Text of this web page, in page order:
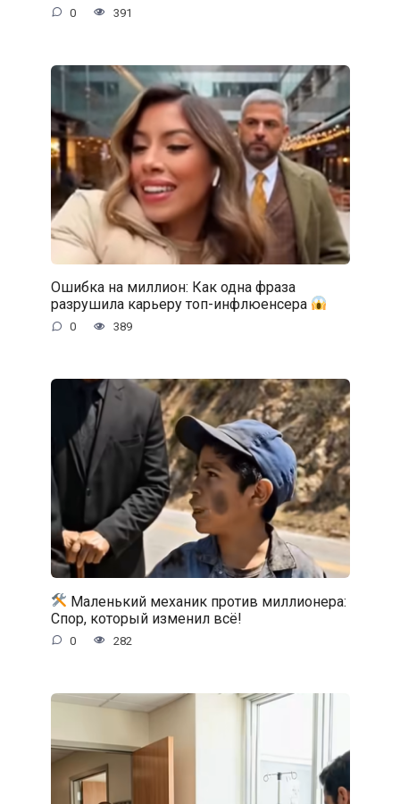
0 391
Ошибка на миллион: Как одна фраза
разрушила карьеру топ-инфлюенсера
0 389
Маленький механик против миллионера:
Спор, который изменил всё!
0 282